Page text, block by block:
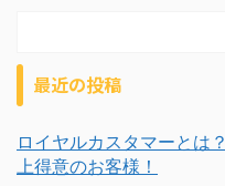
最近の投稿
ロイヤルカスタマーとは
上得意のお客様！